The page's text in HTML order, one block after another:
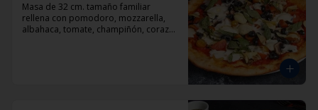
Masa de 32 cm. tamaño familiar
rellena con pomodoro, mozzarella,
albahaca, tomate, champiñón, corazón